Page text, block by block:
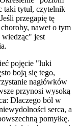
taki tytuł, czytelnik
przegapię tę
nawet o tym
wiedząc" jest
pojęcie "luki
boją się tego,
nagłówków
przynosi wysoką
Dlaczego ból w
serca, a
pomyłkę.